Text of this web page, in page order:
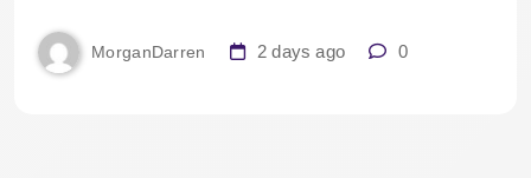
MorganDarren 2 days ago 0